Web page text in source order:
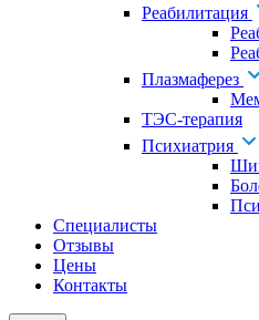
Реабилитация
Плазмаферез
ТЭС-терапия
Психиатрия
Специалисты
Отзывы
Цены
Контакты